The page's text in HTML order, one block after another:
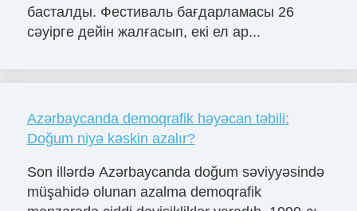
басталды. Фестиваль бағдарламасы 26
сәуірге дейін жалғасып, екі ел ар...
Azərbaycanda demoqrafik həyəcan təbili:
Doğum niyə kəskin azalır?
Son illərdə Azərbaycanda doğum səviyyəsində
müşahidə olunan azalma demoqrafik